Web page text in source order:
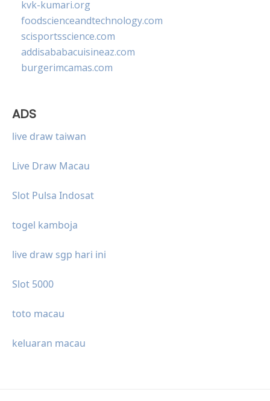
kvk-kumari.org
foodscienceandtechnology.com
scisportsscience.com
addisababacuisineaz.com
burgerimcamas.com
ADS
live draw taiwan
Live Draw Macau
Slot Pulsa Indosat
togel kamboja
live draw sgp hari ini
Slot 5000
toto macau
keluaran macau